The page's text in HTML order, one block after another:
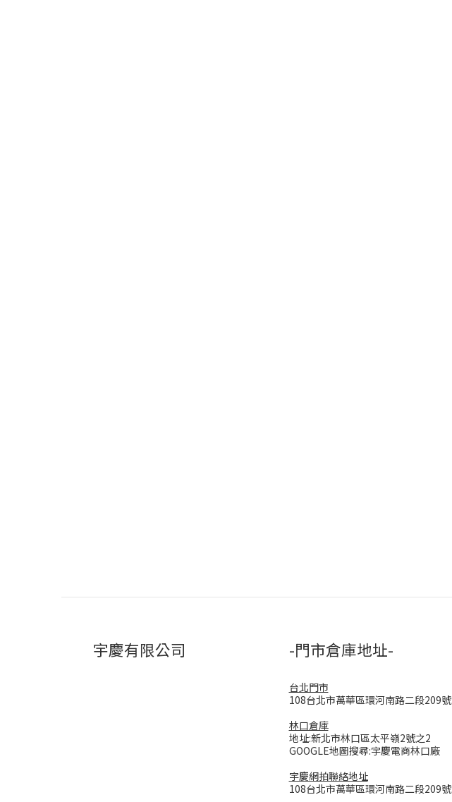
宇慶有限公司 -門市倉庫地址-
台北門市
108台北市萬華區環河南路二段209號
林口倉庫
地址:新北市林口區太平嶺2號之2
GOOGLE地圖搜尋:宇慶電商林口廠
宇慶網拍聯絡地址
108台北市萬華區環河南路二段209號